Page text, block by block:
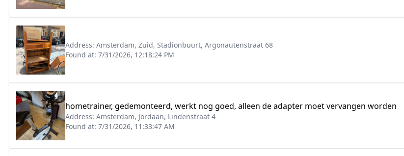
Address: Amsterdam, Zuid, Stadionbuurt, Argonautenstraat 68
Found at: 7/31/2026, 12:18:24 PM
hometrainer, gedemonteerd, werkt nog goed, alleen de adapter moet vervangen worden
Address: Amsterdam, Jordaan, Lindenstraat 4
Found at: 7/31/2026, 11:33:47 AM